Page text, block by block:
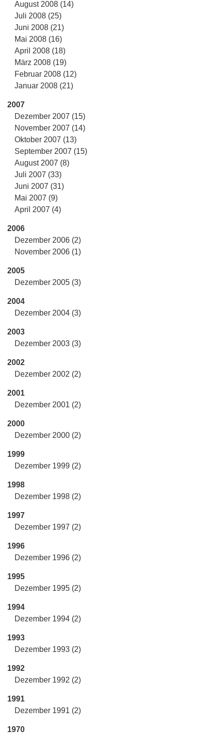
August 2008 (14)
Juli 2008 (25)
Juni 2008 (21)
Mai 2008 (16)
April 2008 (18)
März 2008 (19)
Februar 2008 (12)
Januar 2008 (21)
2007
Dezember 2007 (15)
November 2007 (14)
Oktober 2007 (13)
September 2007 (15)
August 2007 (8)
Juli 2007 (33)
Juni 2007 (31)
Mai 2007 (9)
April 2007 (4)
2006
Dezember 2006 (2)
November 2006 (1)
2005
Dezember 2005 (3)
2004
Dezember 2004 (3)
2003
Dezember 2003 (3)
2002
Dezember 2002 (2)
2001
Dezember 2001 (2)
2000
Dezember 2000 (2)
1999
Dezember 1999 (2)
1998
Dezember 1998 (2)
1997
Dezember 1997 (2)
1996
Dezember 1996 (2)
1995
Dezember 1995 (2)
1994
Dezember 1994 (2)
1993
Dezember 1993 (2)
1992
Dezember 1992 (2)
1991
Dezember 1991 (2)
1970